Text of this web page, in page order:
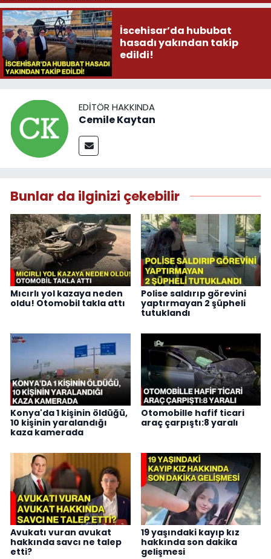
İscehisar’da hububat
hasadı yakından takip
edildi!
EDITÖR HAKKINDA
Cemile Kaytan
Bunlar da ilginizi çekebilir
Mıcırlı yol kazaya neden
oldu! Otomobil takla attı
Polise saldırıp görevini
yaptırmayan 2 şüpheli
tutuklandı
Konya'da 1 kişinin öldüğü,
10 kişinin yaralandığı
kaza kamerada
Otomobille hafif ticari
araç çarpıştı:8 yaralı
Avukatı vuran avukat
hakkında savcı ne talep
etti?
19 yaşındaki kayıp kız
hakkında son dakika
gelişmesi